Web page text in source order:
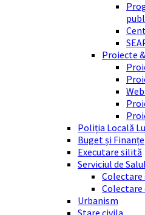
Proiecte
Poliția Locală
Buget și Finanțe
Executare silită
Serviciul de
Colectare
Colectare
Urbanism
Stare civila